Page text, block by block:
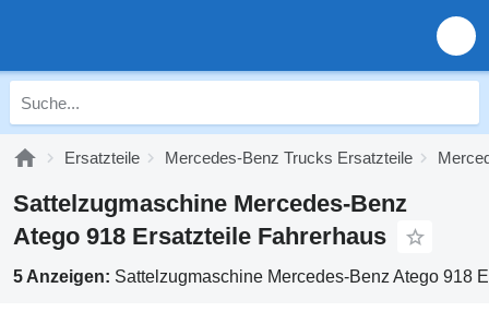
Ersatzteile Mercedes-Benz Trucks Ersatzteile
Sattelzugmaschine Mercedes-Benz
Atego 918 Ersatzteile Fahrerhaus
5 Anzeigen: Sattelzugmaschine Mercedes-Benz Atego 918